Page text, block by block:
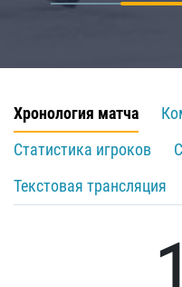
Хронология матча
Статистика игроков
Текстовая трансляция